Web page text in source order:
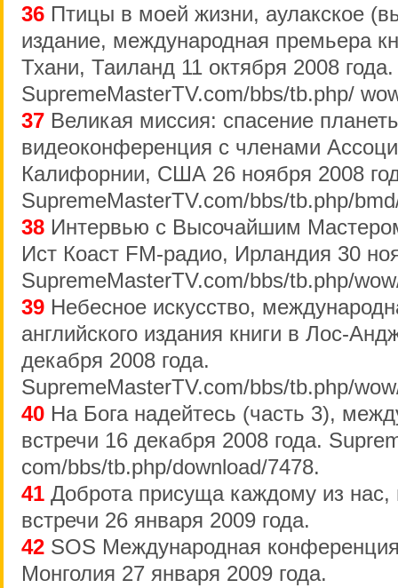
36 Птицы в моей жизни, аулакское
издание, международная премьера
Тхани, Таиланд 11 октября 2008
SupremeMasterTV.com/bbs/tb.php/
37 Великая миссия: спасение
видеоконференция с членами
Калифорнии, США 26 ноября 2008
SupremeMasterTV.com/bbs/tb.php/
38 Интервью с Высочайшим
Ист Коаст FM-радио, Ирландия 30
SupremeMasterTV.com/bbs/tb.php/
39 Небесное искусство,
английского издания книги в Лос-
декабря 2008 года.
SupremeMasterTV.com/bbs/tb.php/
40 На Бога надейтесь (часть 3),
встречи 16 декабря 2008 года.
com/bbs/tb.php/download/7478.
41 Доброта присуща каждому из
встречи 26 января 2009 года.
42 SOS Международная
Монголия 27 января 2009 года.